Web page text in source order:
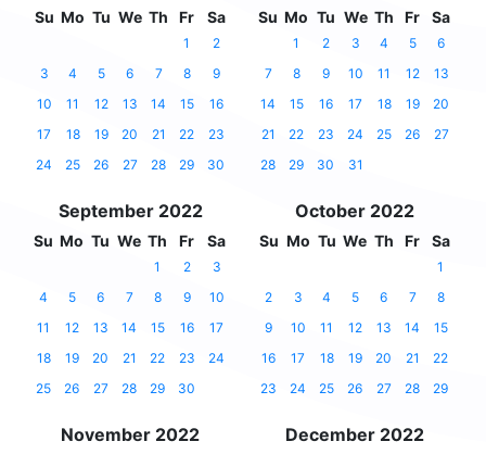
Su Mo Tu We Th Fr Sa
1
2
3
4 5 6 7 8
9
10
11 12 13 14 15
16
17
18 19 20 21 22
23
24
25 26 27 28 29 30
Su Mo Tu We Th Fr Sa
1 2 3 4 5
6
7
8 9 10 11 12
13
14
15 16 17 18 19
20
21
22 23 24 25 26
27
28
29 30 31
September 2022
Su Mo Tu We Th Fr Sa
1 2
3
4
5 6 7 8 9
10
11
12 13 14 15 16
17
18
19 20 21 22 23
24
25
26 27 28 29 30
October 2022
Su Mo Tu We Th Fr Sa
1
2
3 4 5 6 7
8
9
10 11 12 13 14
15
16
17 18 19 20 21
22
23
24 25 26 27 28 29
November 2022 December 2022